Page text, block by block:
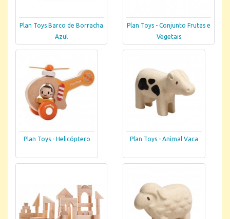
Plan Toys Barco de Borracha
Azul
Plan Toys - Conjunto Frutas e
Vegetais
Plan Toys - Helicóptero Plan Toys - Animal Vaca